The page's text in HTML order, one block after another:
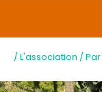
/ L'association / Par